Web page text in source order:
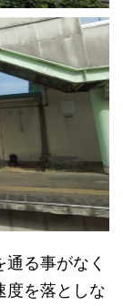
る事がなく
度を落としな